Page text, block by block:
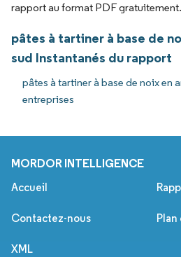
rapport au format PDF gratuitement.
pâtes à tartiner à base de
sud Instantanés du rapport
pâtes à tartiner à base de noix en
entreprises
MORDOR INTELLIGENCE
Accueil
Contactez-nous Plan
XML